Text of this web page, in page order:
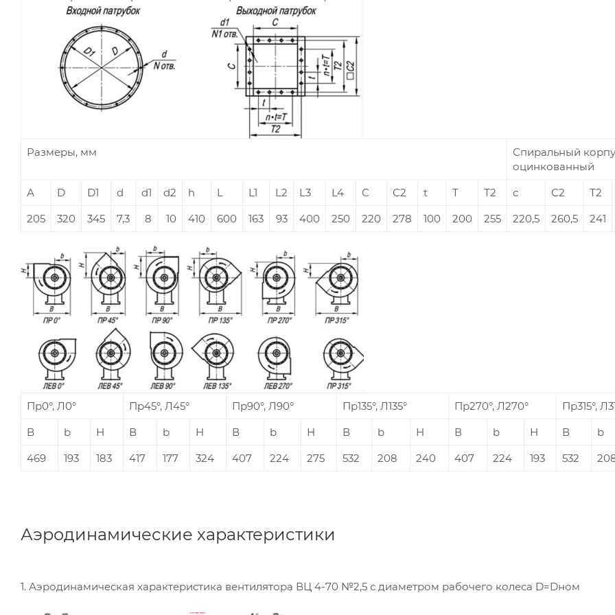
Размеры, мм
Спиральный
оцинкованный
А D D1 d d1 d2 h L L1 L2 L3 L4 С С2 t Т Т2 с С2 Т2
205
320 345 7,3 8 10 410 600 163 93 400 250 220 278 100 200 255 220,5 260,5 241
Пр0°, Л0° Пр45°, Л45° Пр90°, Л90° Пр135°, Л135° Пр270°, Л270°
Пр315°,
B
b Н В b Н В b Н В b Н В b Н В b
469
193 183 417 177 324 407 224 275 532 208 240 407 224 193 532
Аэродинамические характеристики
1. Аэродинамическая характеристика вентилятора ВЦ 4-70 №2,5 с диаметром рабочего колеса D=Dном